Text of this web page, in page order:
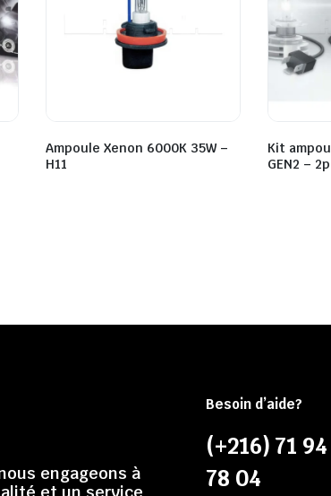
Ampoule Xenon 6000K 35W –
H11
Kit
GEN2 –
engageons à
Besoin d’aide?
(+216) 71
78 04